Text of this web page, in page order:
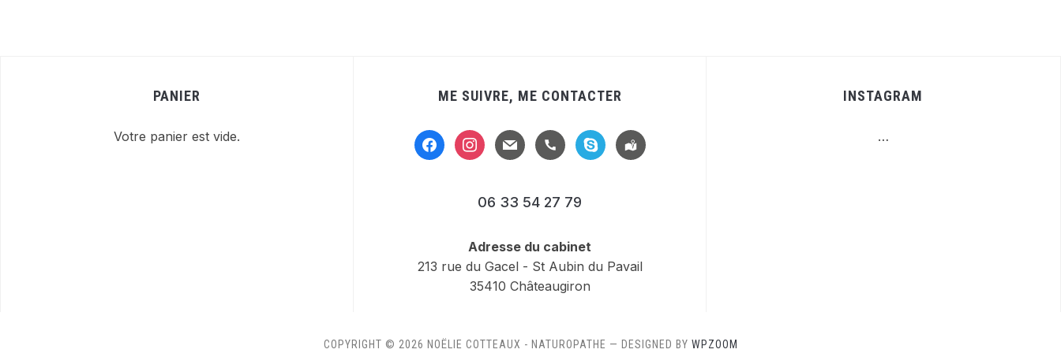
PANIER
Votre panier est vide.
ME SUIVRE, ME CONTACTER
facebookinstagram
mail handsetskype
location-
alt
06 33 54 27 79
Adresse du cabinet
213 rue du Gacel - St Aubin du Pavail
35410 Châteaugiron
INSTAGRAM
…
COPYRIGHT © 2026 NOËLIE COTTEAUX - NATUROPATHE — DESIGNED BY WPZOOM